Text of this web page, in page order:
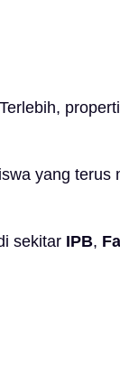
yang terus
sekitar IPB,